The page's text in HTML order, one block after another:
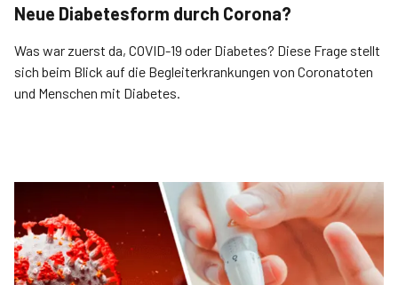
Neue Diabetesform durch Corona?
Was war zuerst da, COVID-19 oder Diabetes? Diese Frage stellt
sich beim Blick auf die Begleiterkrankungen von Coronatoten
und Menschen mit Diabetes.